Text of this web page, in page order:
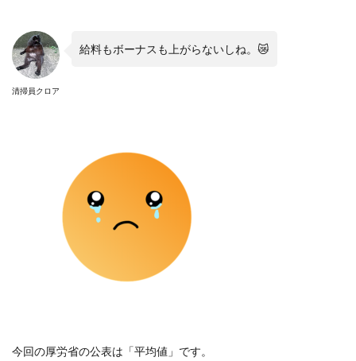
清掃員クロア
給料もボーナスも上がらないしね。😿
今回の厚労省の公表は「平均値」です。